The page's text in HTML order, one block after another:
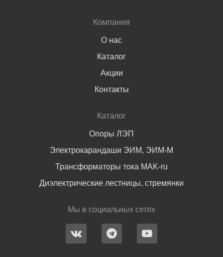
Компания
О нас
Каталог
Акции
Контакты
Каталог
Опоры ЛЭП
Электрокарандаши ЭИМ, ЭИМ-М
Трансформаторы тока MAK-ru
Диэлектрические лестницы, стремянки
Мы в социальных сетях